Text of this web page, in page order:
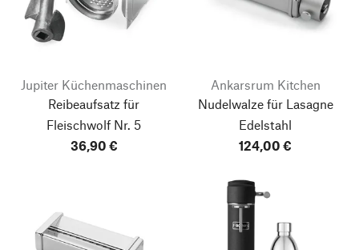
Jupiter Küchenmaschinen
Reibeaufsatz für
Fleischwolf Nr. 5
36,90 €
Ankarsrum Kitchen
Nudelwalze für Lasagne
Edelstahl
124,00 €